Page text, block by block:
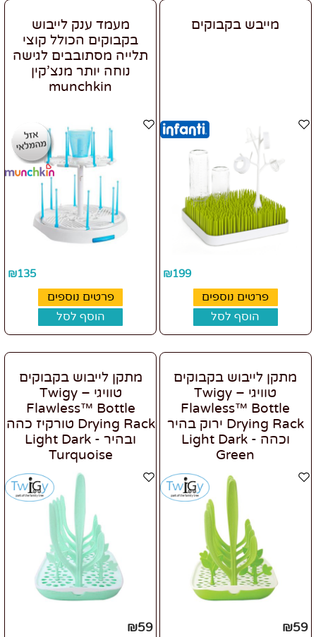
מייבש בקבוקים
₪199
פרטים נוספים
הוסף לסל
מעמד ענק לייבוש
בקבוקים הכולל קוצי
תלייה מסתובבים לגישה
נוחה יותר מנצ'קין
munchkin
₪135
פרטים נוספים
הוסף לסל
מתקן לייבוש בקבוקים
טוויגי – Twigy
Flawless™ Bottle
Drying Rack ירוק בהיר
וכהה - Light Dark
Green
₪59
מתקן לייבוש בקבוקים
טוויגי – Twigy
Flawless™ Bottle
Drying Rack טורקיז כהה
ובהיר - Light Dark
Turquoise
₪59